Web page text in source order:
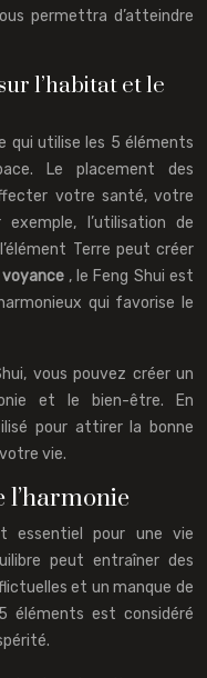
permettra d’atteindre
l’habitat et le
qui utilise les 5 éléments
Le placement des
votre santé, votre
l’utilisation de
Terre peut créer
voyance , le Feng Shui est
qui favorise le
vous pouvez créer un
et le bien-être. En
pour attirer la bonne
vie.
l’harmonie
essentiel pour une vie
peut entraîner des
et un manque de
éléments est considéré